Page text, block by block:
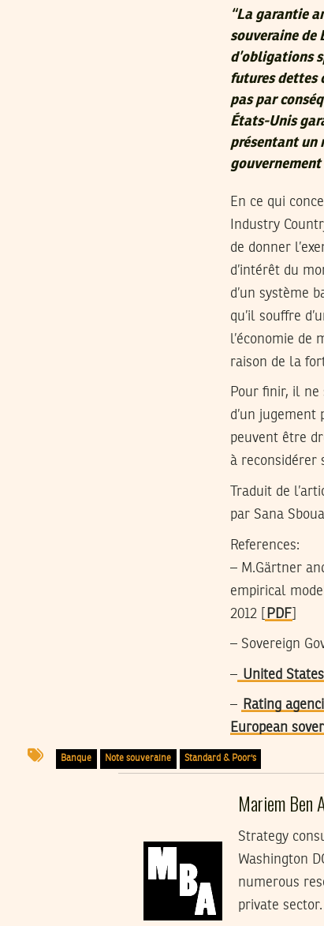
“La garantie
souveraine de
d’obligations
futures dettes
pas par
États-Unis
présentant un
En ce qui
Industry
de donner
d’intérêt du
d’un système
qu’il souffre
l’économie de
raison de la
Pour finir, il ne
d’un
peuvent être
à reconsidérer
Traduit de
par Sana
References:
– M.Gärtner
empirical
2012 [
PDF
– Sovereign
– United
– Rating
European
Banque Note souveraine Standard & Poor's
Mariem Ben
Strategy
Washington
numerous
private